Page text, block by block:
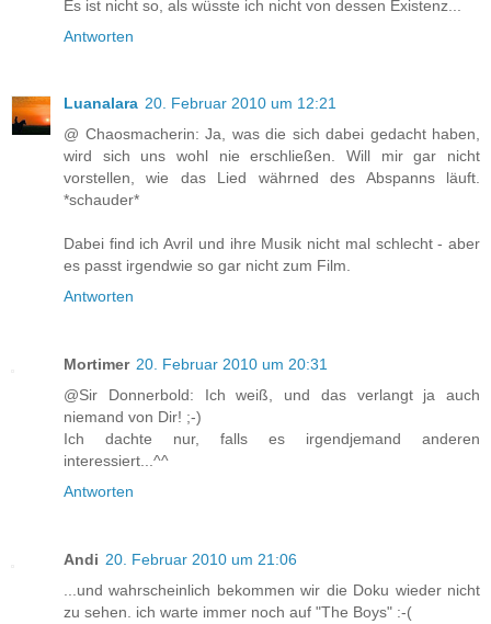
Es ist nicht so, als wüsste ich nicht von dessen Existenz...
Antworten
Luanalara 20. Februar 2010 um 12:21
@ Chaosmacherin: Ja, was die sich dabei gedacht haben,
wird sich uns wohl nie erschließen. Will mir gar nicht
vorstellen, wie das Lied währned des Abspanns läuft.
*schauder*
Dabei find ich Avril und ihre Musik nicht mal schlecht - aber
es passt irgendwie so gar nicht zum Film.
Antworten
Mortimer 20. Februar 2010 um 20:31
@Sir Donnerbold: Ich weiß, und das verlangt ja auch
niemand von Dir! ;-)
Ich dachte nur, falls es irgendjemand anderen
interessiert...^^
Antworten
Andi 20. Februar 2010 um 21:06
...und wahrscheinlich bekommen wir die Doku wieder nicht
zu sehen. ich warte immer noch auf "The Boys" :-(